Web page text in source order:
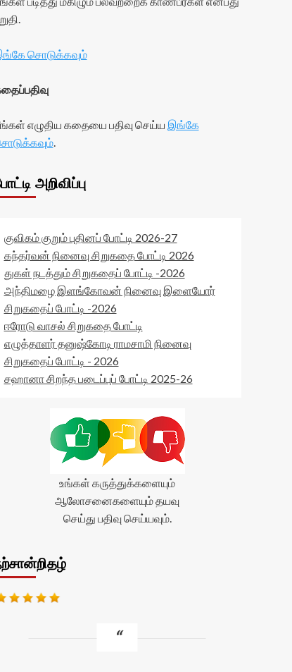
சொடுக்கவும்
எழுதிய கதையை பதிவு செய்ய இங்கே
.
அறிவிப்பு
குவிகம் குறும் புதினப் போட்டி 2026-27
கந்தர்வன் நினைவு சிறுகதை போட்டி 2026
துகள் நடத்தும் சிறுகதைப் போட்டி -2026
அந்திமழை இளங்கோவன் நினைவு இளையோர்
சிறுகதைப் போட்டி -2026
ஈரோடு வாசல் சிறுகதை போட்டி
எழுத்தாளர் தனுஷ்கோடி ராமசாமி நினைவு
சிறுகதைப் போட்டி - 2026
சஹானா சிறந்த படைப்புப் போட்டி 2025-26
உங்கள் கருத்துக்களையும்
ஆலோசனைகளையும் தயவு
செய்து பதிவு செய்யவும்.